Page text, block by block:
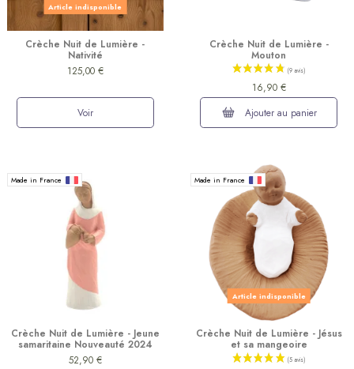
(2 avis)
Article indisponible
Crèche Nuit de Lumière -
Nativité
125,00 €
Voir
Crèche Nuit de Lumière -
Mouton
16,90 €
Ajouter au panier
Made in France
Crèche Nuit de Lumière - Jeune
samaritaine Nouveauté 2024
52,90 €
Made in France
Article indisponible
Crèche Nuit de Lumière - Jésus
et sa mangeoire